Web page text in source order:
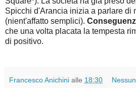
Spicchi d'Arancia inizia a parlare di
(nient'affatto semplici).
che una volta placata la tempesta
di positivo.
Francesco Anichini alle 18:30